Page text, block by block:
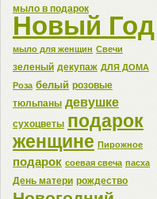
мыло в подарок
Новый Год
мыло для женщин Свечи
зеленый декупаж ДЛЯ ДОМА
Роза белый розовые
тюльпаны девушке
сухоцветы подарок
женщине Пирожное
подарок соевая свеча пасха
День матери рождество